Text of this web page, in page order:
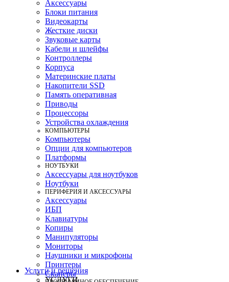
Аксессуары
Блоки питания
Видеокарты
Жесткие диски
Звуковые карты
Кабели и шлейфы
Контроллеры
Корпуса
Материнские платы
Накопители SSD
Память оперативная
Приводы
Процессоры
Устройства охлаждения
КОМПЬЮТЕРЫ
Компьютеры
Опции для компьютеров
Платформы
НОУТБУКИ
Аксессуары для ноутбуков
Ноутбуки
ПЕРИФЕРИЯ И АКСЕССУАРЫ
Аксессуары
ИБП
Клавиатуры
Копиры
Манипуляторы
Мониторы
Наушники и микрофоны
Принтеры
Сканеры
Услуги и решения
УСЛУГИ